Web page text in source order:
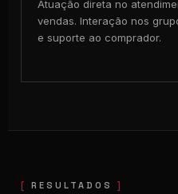
Atuação direta no
vendas. Interação nos
e suporte ao comprador.
RESULTADOS